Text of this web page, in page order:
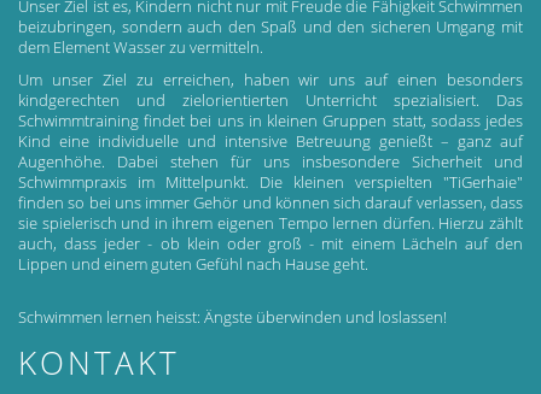
Unser Ziel ist es, Kindern nicht nur mit Freude die Fähigkeit Schwimmen
beizubringen, sondern auch den Spaß und den sicheren Umgang mit
dem Element Wasser zu vermitteln.
Um unser Ziel zu erreichen, haben wir uns auf einen besonders
kindgerechten und zielorientierten Unterricht spezialisiert. Das
Schwimmtraining findet bei uns in kleinen Gruppen statt, sodass jedes
Kind eine individuelle und intensive Betreuung genießt – ganz auf
Augenhöhe. Dabei stehen für uns insbesondere Sicherheit und
Schwimmpraxis im Mittelpunkt. Die kleinen verspielten "TiGerhaie"
finden so bei uns immer Gehör und können sich darauf verlassen, dass
sie spielerisch und in ihrem eigenen Tempo lernen dürfen. Hierzu zählt
auch, dass jeder - ob klein oder groß - mit einem Lächeln auf den
Lippen und einem guten Gefühl nach Hause geht.
Schwimmen lernen heisst: Ängste überwinden und loslassen!
KONTAKT